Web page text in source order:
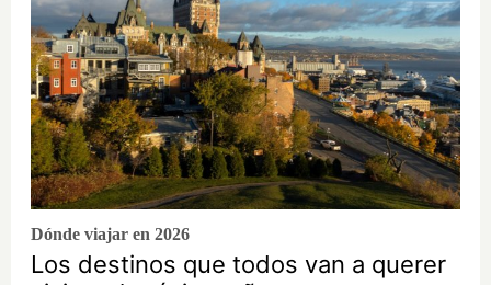
Dónde viajar en 2026
Los destinos que todos van a querer